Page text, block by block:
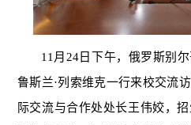
11月24日下午，俄罗斯别
鲁斯兰·列索维克一行来校交流
际交流与合作处处长王伟姣，